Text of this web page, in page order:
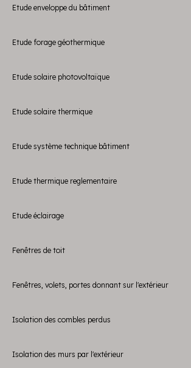
Etude enveloppe du bâtiment
Etude forage géothermique
Etude solaire photovoltaïque
Etude solaire thermique
Etude système technique bâtiment
Etude thermique reglementaire
Etude éclairage
Fenêtres de toit
Fenêtres, volets, portes donnant sur l'extérieur
Isolation des combles perdus
Isolation des murs par l'extérieur